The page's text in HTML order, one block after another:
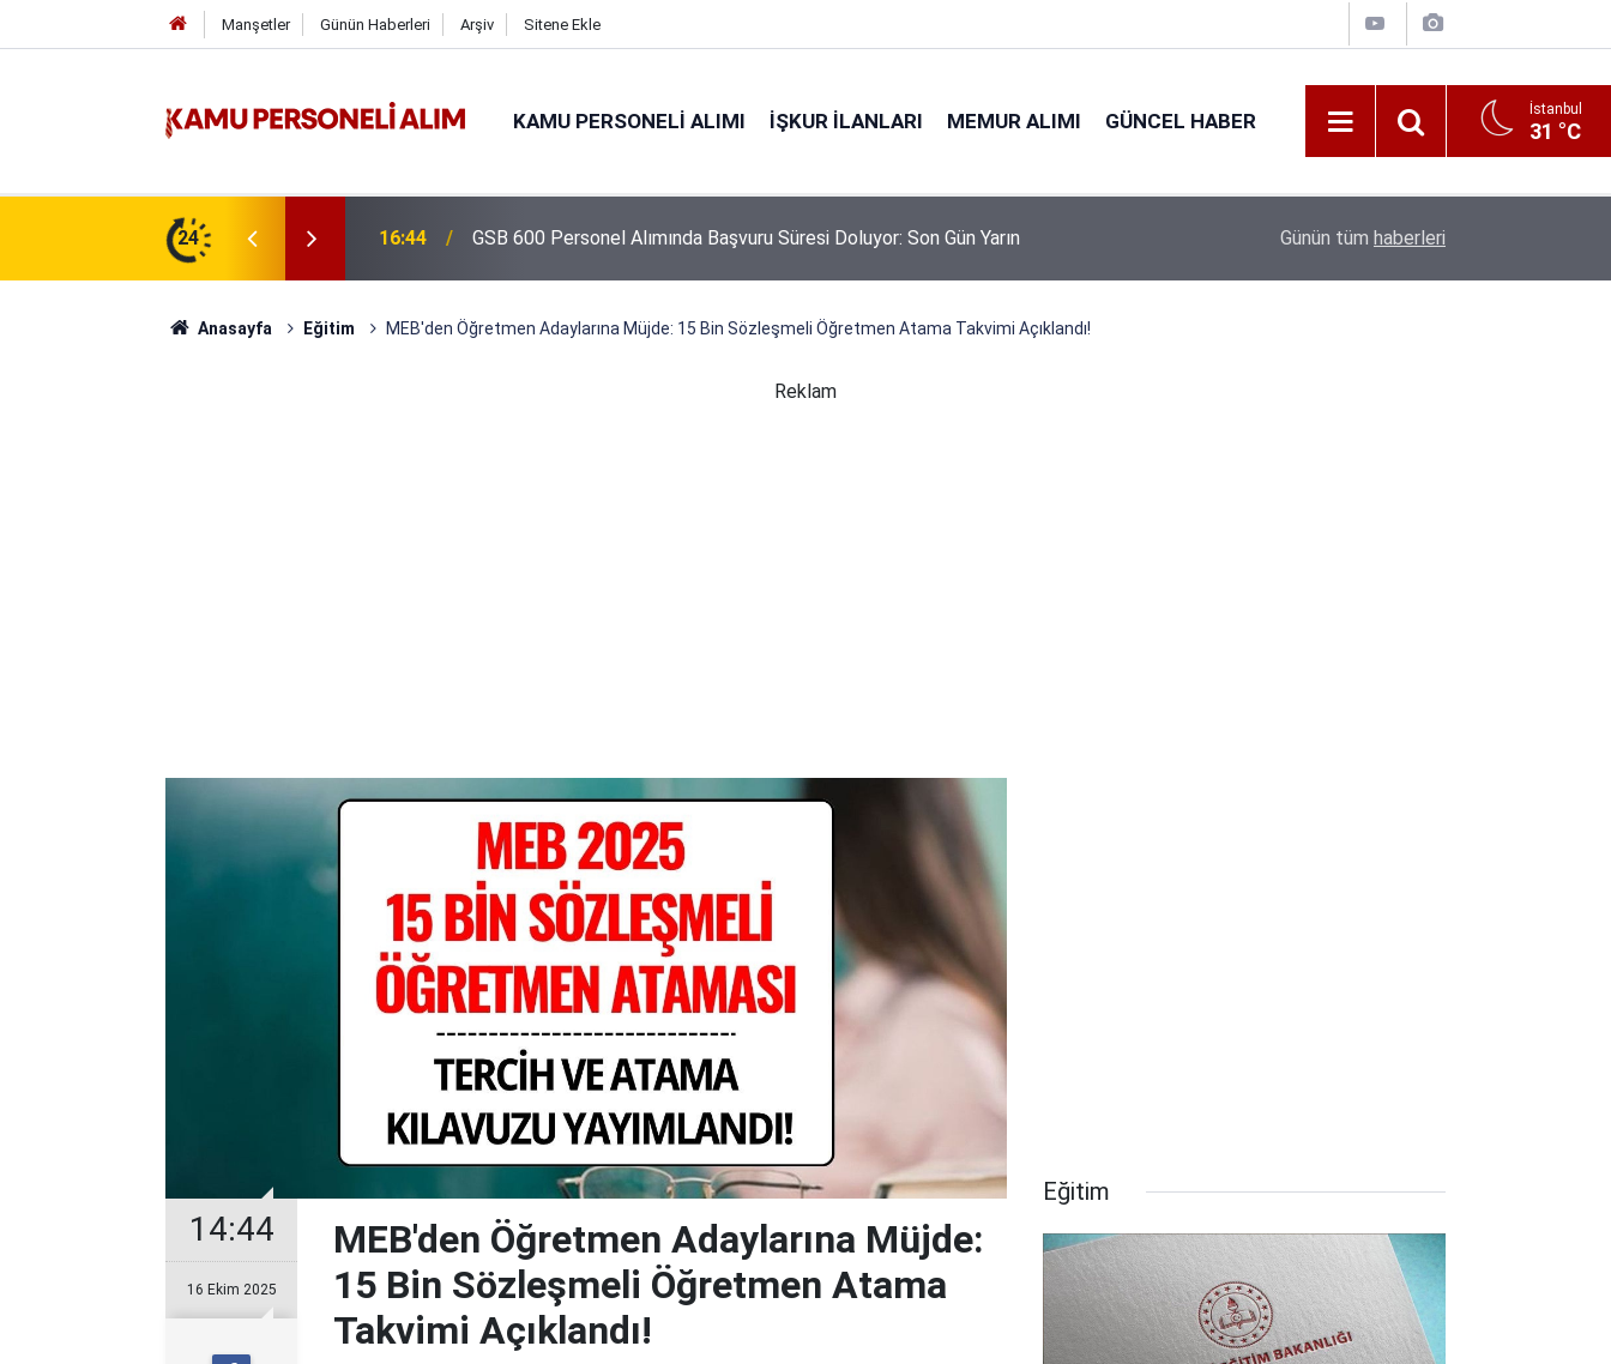
Manşetler Günün Haberleri Arşiv Sitene Ekle
KAMU PERSONELI ALIMI İŞKUR İLANLARI MEMUR ALIMI GÜNCEL HABER İstanbul
31 °C
24
Gündemde! Bakan Çiftçi Süreci
16:44 GSB 600 Personel Alımında Başvuru Süresi Doluyor: Son Gün Yarın Kıyı Emniyeti Genel Müdürlüğü 26 İşçi Alımı
Günün tüm haberleri
Anasayfa Eğitim MEB'den Öğretmen Adaylarına Müjde: 15 Bin Sözleşmeli Öğretmen Atama Takvimi Açıklandı!
Reklam
14:44
16 Ekim 2025
MEB'den Öğretmen Adaylarına Müjde:
15 Bin Sözleşmeli Öğretmen Atama
Takvimi Açıklandı!
Eğitim